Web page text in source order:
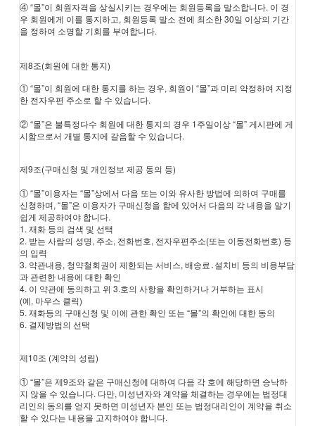
④ “몰”이 회원자격을 상실시키는 경우에는 회원등록을 말소합니다. 이 경
우 회원에게 이를 통지하고, 회원등록 말소 전에 최소한 30일 이상의 기간
을 정하여 소명할 기회를 부여합니다.
제8조(회원에 대한 통지)
① “몰”이 회원에 대한 통지를 하는 경우, 회원이 “몰”과 미리 약정하여 지정
한 전자우편 주소로 할 수 있습니다.
② “몰”은 불특정다수 회원에 대한 통지의 경우 1주일이상 “몰” 게시판에 게
시함으로서 개별 통지에 갈음할 수 있습니다.
제9조(구매신청 및 개인정보 제공 동의 등)
① “몰”이용자는 “몰”상에서 다음 또는 이와 유사한 방법에 의하여 구매를
신청하며, “몰”은 이용자가 구매신청을 함에 있어서 다음의 각 내용을 알기
쉽게 제공하여야 합니다.
1. 재화 등의 검색 및 선택
2. 받는 사람의 성명, 주소, 전화번호, 전자우편주소(또는 이동전화번호) 등
의 입력
3. 약관내용, 청약철회권이 제한되는 서비스, 배송료․설치비 등의 비용부담
과 관련한 내용에 대한 확인
4. 이 약관에 동의하고 위 3.호의 사항을 확인하거나 거부하는 표시
(예, 마우스 클릭)
5. 재화등의 구매신청 및 이에 관한 확인 또는 “몰”의 확인에 대한 동의
6. 결제방법의 선택
제10조 (계약의 성립)
① “몰”은 제9조와 같은 구매신청에 대하여 다음 각 호에 해당하면 승낙하
지 않을 수 있습니다. 다만, 미성년자와 계약을 체결하는 경우에는 법정대
리인의 동의를 얻지 못하면 미성년자 본인 또는 법정대리인이 계약을 취소
할 수 있다는 내용을 고지하여야 합니다.